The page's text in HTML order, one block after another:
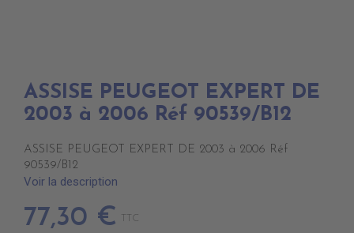
ASSISE PEUGEOT EXPERT DE
2003 à 2006 Réf 90539/B12
ASSISE PEUGEOT EXPERT DE 2003 à 2006 Réf
90539/B12
Voir la description
77,30 € TTC